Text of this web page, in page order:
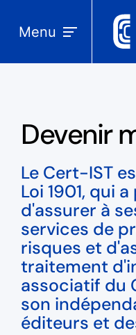
Menu
Devenir
Le Cert-IST
Loi 1901, qui
d'assurer à
services de
risques et
traitement
associatif du
son
éditeurs et